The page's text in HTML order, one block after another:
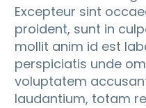
Excepteur sint
proident, sunt in
mollit anim id est
perspiciatis unde
voluptatem
laudantium, totam